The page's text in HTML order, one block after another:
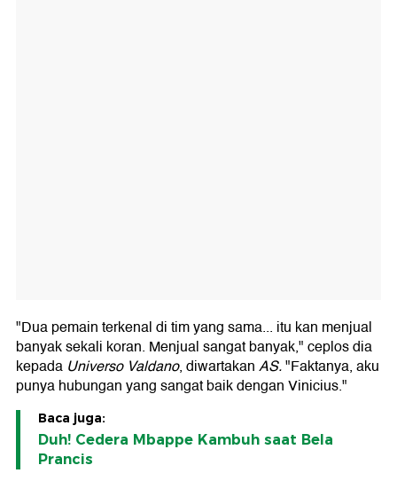
"Dua pemain terkenal di tim yang sama... itu kan menjual
banyak sekali koran. Menjual sangat banyak," ceplos dia
kepada Universo Valdano, diwartakanAS."Faktanya, aku
punya hubungan yang sangat baik dengan Vinicius."
Baca juga:
Duh! Cedera Mbappe Kambuh saat Bela
Prancis